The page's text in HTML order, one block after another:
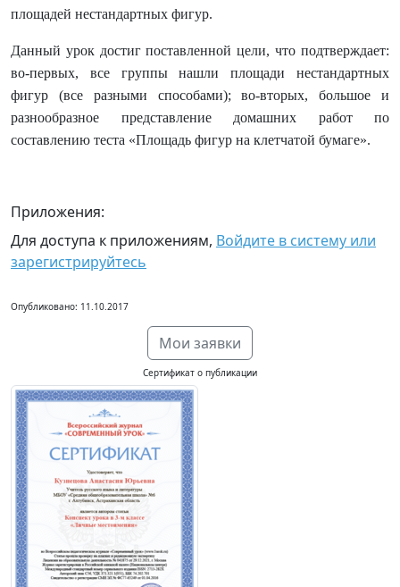
площадей нестандартных фигур.
Данный урок достиг поставленной цели, что подтверждает:
во-первых, все группы нашли площади нестандартных
фигур (все разными способами); во-вторых, большое и
разнообразное представление домашних работ по
составлению теста «Площадь фигур на клетчатой бумаге».
Приложения:
Для доступа к приложениям, Войдите в систему или
зарегистрируйтесь
Опубликовано: 11.10.2017
Мои заявки
Сертификат о публикации